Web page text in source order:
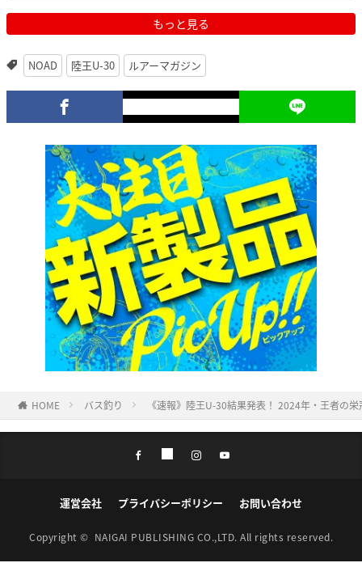
もっと見る
NOAD 陸王U-30 ルアーマガジン
HOME バス釣り 《速報》陸王U-30結果発表！ 2024年・王者の
運営会社 プライバシーポリシー お問い合わせ
Copyright © NAIGAI PUBLISHING CO.,LTD. All rights reserved.